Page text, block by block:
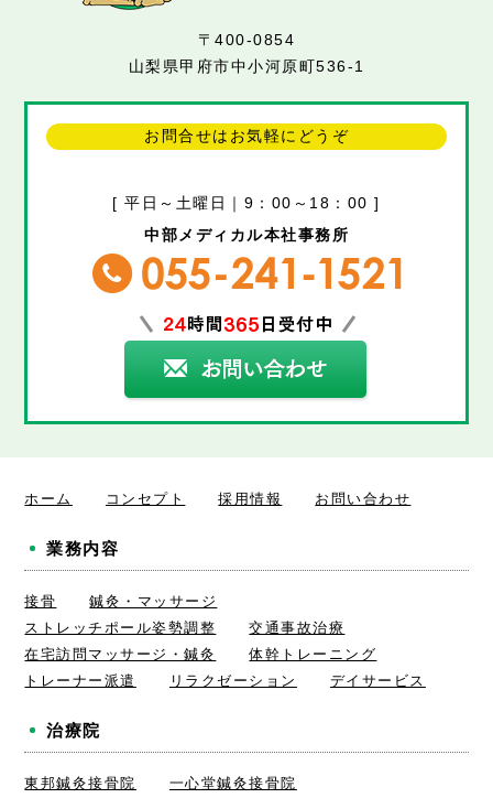
〒400-0854
山梨県甲府市中小河原町536-1
お問合せはお気軽にどうぞ
[ 平日～土曜日｜9：00～18：00 ]
中部メディカル本社事務所
ホーム コンセプト 採用情報 お問い合わせ
業務内容
接骨
鍼灸・マッサージ
ストレッチポール姿勢調整
交通事故治療
在宅訪問マッサージ・鍼灸
体幹トレーニング
トレーナー派遣
リラクゼーション デイサービス
治療院
東邦鍼灸接骨院
一心堂鍼灸接骨院